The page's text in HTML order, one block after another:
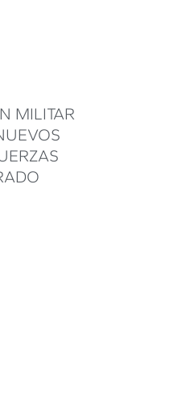
MILITAR